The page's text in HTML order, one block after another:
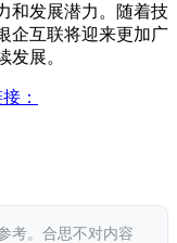
和发展潜力。随着技
企互联将迎来更加广
发展。
：
考。合思不对内容